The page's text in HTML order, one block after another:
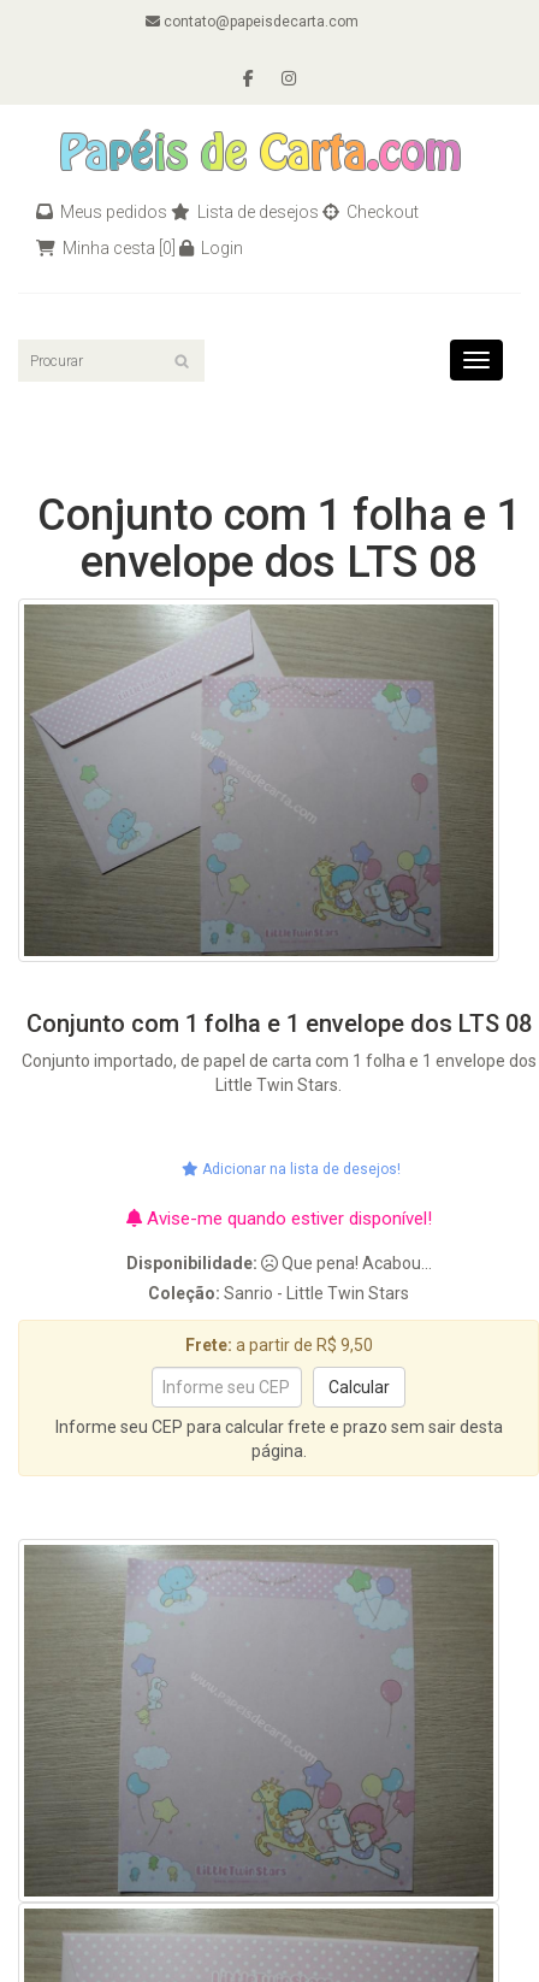
contato@papeisdecarta.com
Meus pedidos Lista de desejos
Checkout
Minha cesta [0] Login
Toggle
Conjunto com 1 folha e 1
envelope dos LTS 08
Conjunto com 1 folha e 1 envelope dos LTS 08
Conjunto importado, de papel de carta com 1 folha e 1 envelope dos
Little Twin Stars.
Adicionar na lista de desejos!
Avise-me quando estiver disponível!
Disponibilidade:
Que pena! Acabou...
Coleção: Sanrio - Little Twin Stars
Frete: a partir de R$ 9,50
Informe seu CEP para calcular frete e prazo sem sair desta
página.